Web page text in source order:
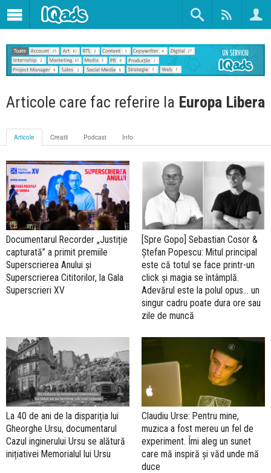
Articole care fac referire la Europa Libera
Articole Creatii Podcast Info
Documentarul Recorder „Justiție
capturată” a primit premiile
Superscrierea Anului și
Superscrierea Cititorilor, la Gala
Superscrieri XV
[Spre Gopo] Sebastian Cosor &
Ștefan Popescu: Mitul principal
este că totul se face printr-un
click și magia se întâmplă.
Adevărul este la polul opus… un
singur cadru poate dura ore sau
zile de muncă
La 40 de ani de la dispariția lui
Gheorghe Ursu, documentarul
Cazul inginerului Ursu se alătură
inițiativei Memorialul lui Ursu
Claudiu Urse: Pentru mine,
muzica a fost mereu un fel de
experiment. Îmi aleg un sunet
care mă inspiră și văd unde mă
duce